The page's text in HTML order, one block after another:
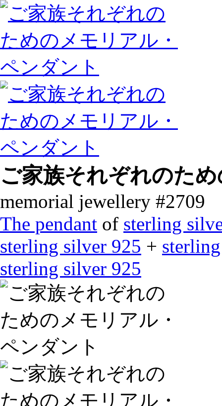
ご家族それぞれのた
memorial jewellery #2709
The pendant of sterling
sterling silver 925 +
sterling silver 925